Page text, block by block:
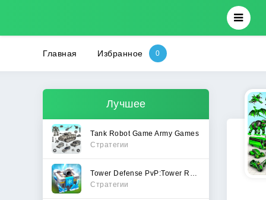
Главная Избранное
Лучшее
Tank Robot Game Army Games
Стратегии
Стратегии